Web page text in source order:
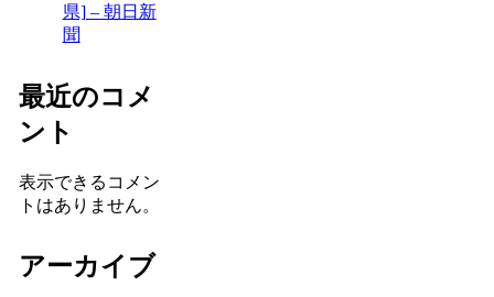
県] – 朝日新
聞
最近のコメ
ント
表示できるコメン
トはありません。
アーカイブ